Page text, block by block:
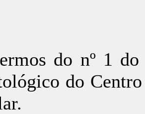
do nº 1
do